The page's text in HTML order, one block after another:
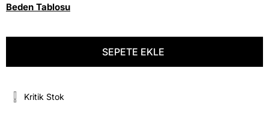
Beden Tablosu
Kritik Stok